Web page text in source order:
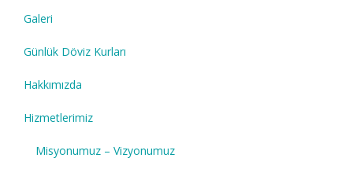
Galeri
Günlük Döviz Kurları
Hakkımızda
Hizmetlerimiz
Misyonumuz – Vizyonumuz